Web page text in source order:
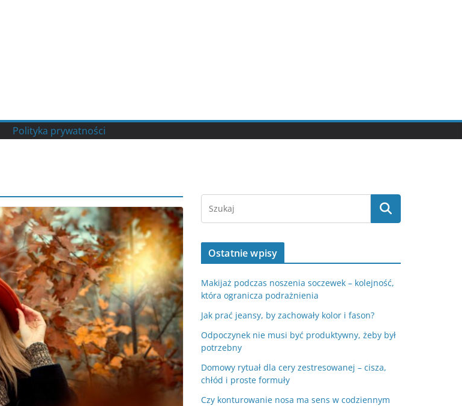
Polityka prywatności
Ostatnie wpisy
Makijaż podczas noszenia soczewek – kolejność,
która ogranicza podrażnienia
Jak prać jeansy, by zachowały kolor i fason?
Odpoczynek nie musi być produktywny, żeby był
potrzebny
Domowy rytuał dla cery zestresowanej – cisza,
chłód i proste formuły
Czy konturowanie nosa ma sens w codziennym